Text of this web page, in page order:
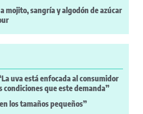
mojito, sangría y algodón de azúcar
uva está enfocada al consumidor
condiciones que este demanda”
los tamaños pequeños”